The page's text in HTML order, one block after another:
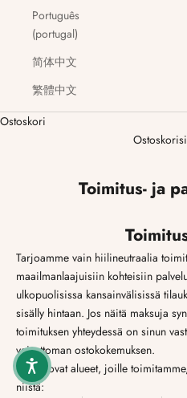
Português
(portugal)
简体中文
繁體中文
Ostoskori
Toimitus- ja
Tarjoamme vain hiilineutraalia
maailmanlaajuisiin kohteisiin
ulkopuolisissa kansainvälisissä
sisälly hintaan. Jos näitä maksuja
toimituksen yhteydessä on sinun
vaivattoman ostokokemuksen.
Nämä ovat alueet, joille
niistä: